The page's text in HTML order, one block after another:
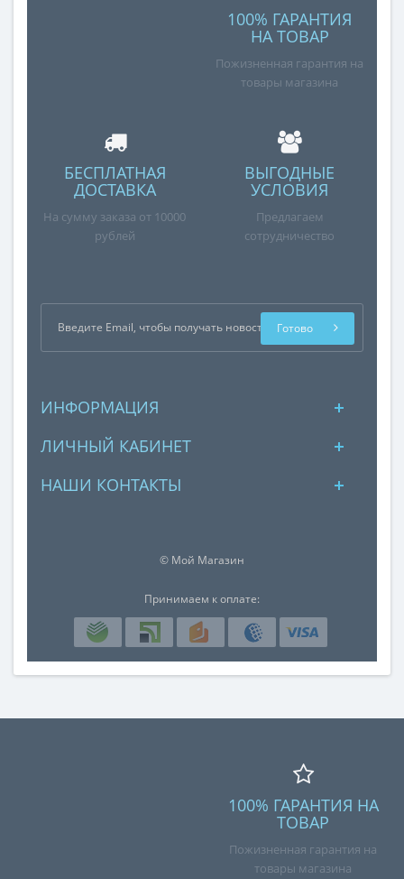
100% ГАРАНТИЯ
НА ТОВАР
Пожизненная гарантия на
товары магазина
БЕСПЛАТНАЯ
ДОСТАВКА
На сумму заказа от 10000
рублей
ВЫГОДНЫЕ
УСЛОВИЯ
Предлагаем
сотрудничество
Готово
ИНФОРМАЦИЯ
ЛИЧНЫЙ КАБИНЕТ
НАШИ КОНТАКТЫ
© Мой Магазин
Принимаем к оплате:
100% ГАРАНТИЯ НА
ТОВАР
Пожизненная гарантия на
товары магазина